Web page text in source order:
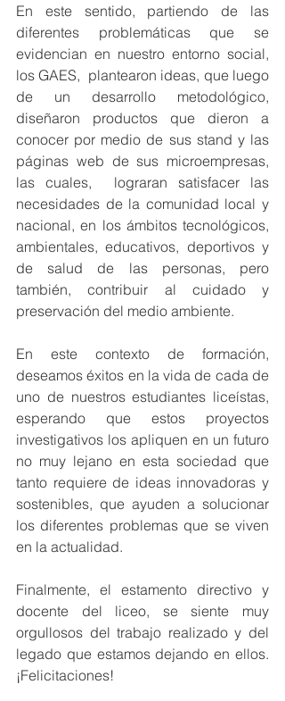
En este sentido, partiendo de las
diferentes problemáticas que se
evidencian en nuestro entorno social,
los GAES,  plantearon ideas, que luego
de un desarrollo metodológico,
diseñaron productos que dieron a
conocer por medio de sus stand y las
páginas web de sus microempresas,
las cuales,  lograran satisfacer las
necesidades de la comunidad local y
nacional, en los ámbitos tecnológicos,
ambientales, educativos, deportivos y
de salud de las personas, pero
también, contribuir al cuidado y
preservación del medio ambiente.
En este contexto de formación,
deseamos éxitos en la vida de cada de
uno de nuestros estudiantes liceístas,
esperando que estos proyectos
investigativos los apliquen en un futuro
no muy lejano en esta sociedad que
tanto requiere de ideas innovadoras y
sostenibles, que ayuden a solucionar
los diferentes problemas que se viven
en la actualidad.
Finalmente, el estamento directivo y
docente del liceo, se siente muy
orgullosos del trabajo realizado y del
legado que estamos dejando en ellos.​​
¡Felicitaciones!